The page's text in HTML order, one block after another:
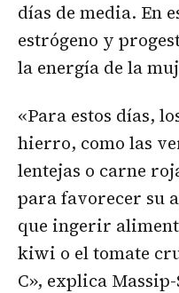
días de media. En
estrógeno y
la energía de la
«Para estos días,
hierro, como las
lentejas o carne
para favorecer su
que ingerir
kiwi o el tomate
C», explica